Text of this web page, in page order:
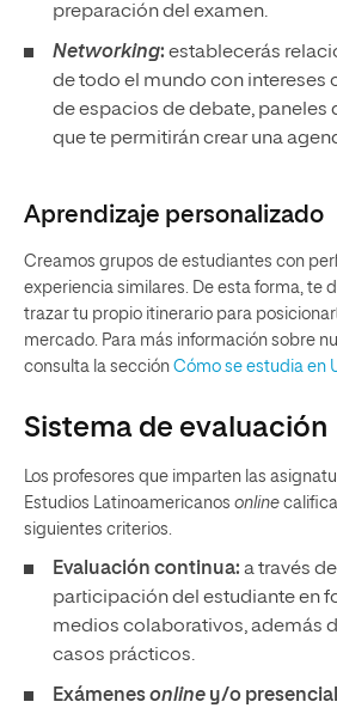
preparación del examen.
Networking: establecerás
de todo el mundo con intereses
de espacios de debate, paneles
que te permitirán crear una
Aprendizaje personalizado
Creamos grupos de estudiantes con
experiencia similares. De esta forma, te
trazar tu propio itinerario para
mercado. Para más información sobre
consulta la sección Cómo se estudia en
Sistema de evaluación
Los profesores que imparten las
Estudios Latinoamericanos online
siguientes criterios.
Evaluación continua: a través
participación del estudiante en
medios colaborativos, además
casos prácticos.
Exámenesonline y/o